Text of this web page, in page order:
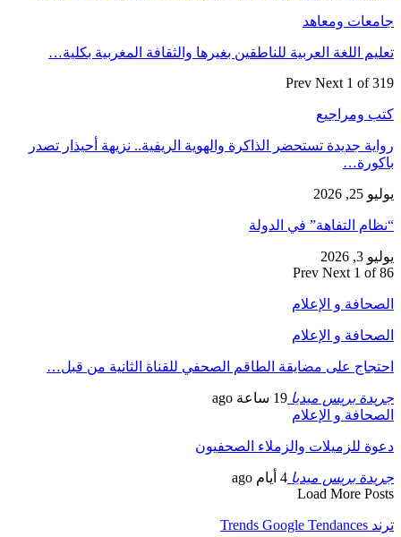
جامعات ومعاهد
تعليم اللغة العربية للناطقين بغيرها والثقافة المغربية بكلية…
Prev Next 1 of 319
كتب ومراجيع
رواية جديدة تستحضر الذاكرة والهوية الريفية.. نزيهة أحيذار تصدر
باكورة…
يوليو 25, 2026
“نظام التفاهة” في الدولة
يوليو 3, 2026
Prev Next 1 of 86
الصحافة و الإعلام
الصحافة و الإعلام
احتجاج على مضايقة الطاقم الصحفي للقناة الثانية من قبل…
جريدة بريس ميديا 19 ساعة ago
الصحافة و الإعلام
دعوة للزميلات والزملاء الصحفيون
جريدة بريس ميديا 4 أيام ago
Load More Posts
ترند Trends Google Tendances